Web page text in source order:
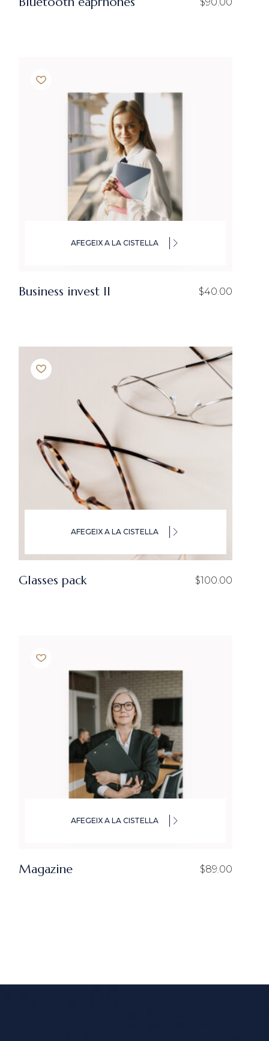
$90.00
AFEGEIX A LA CISTELLA
Business invest ll $40.00
AFEGEIX A LA CISTELLA
Glasses pack $100.00
AFEGEIX A LA CISTELLA
Magazine $89.00